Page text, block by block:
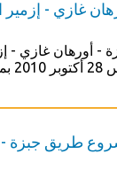
غازي - إزمير
غازي -
طريق جبزة -